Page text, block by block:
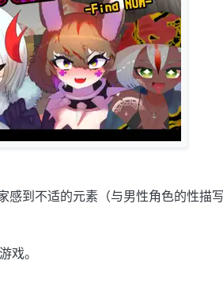
感到不适的元素（与男性角色的性描
戏。